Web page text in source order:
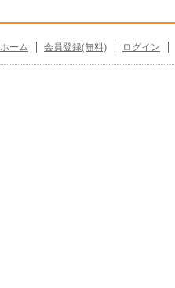
ホーム 会員登録(無料) ログイン